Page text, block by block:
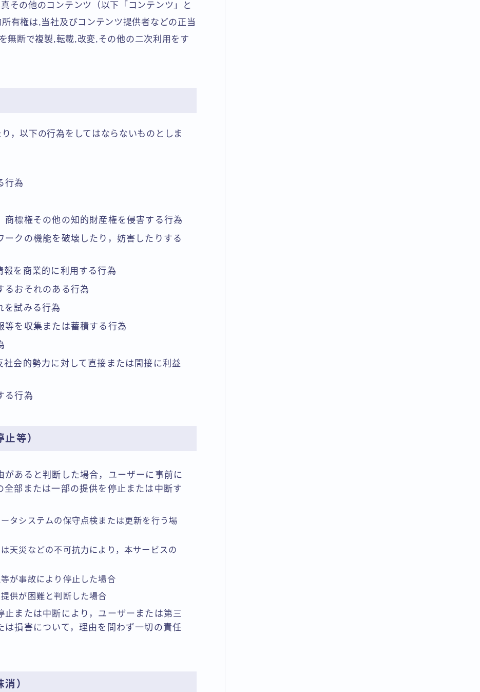
その他のコンテンツ（以下「コンテンツ」と
有権は,当社及びコンテンツ提供者などの正当
無断で複製,転載,改変,その他の二次利用をす
，以下の行為をしてはならないものとしま
行為
商標権その他の知的財産権を侵害する行為
ークの機能を破壊したり，妨害したりする
報を商業的に利用する行為
るおそれのある行為
を試みる行為
等を収集または蓄積する行為
社会的勢力に対して直接または間接に利益
る行為
等）
があると判断した場合，ユーザーに事前に
全部または一部の提供を停止または中断す
タシステムの保守点検または更新を行う場
天災などの不可抗力により，本サービスの
が事故により停止した場合
供が困難と判断した場合
止または中断により，ユーザーまたは第三
は損害について，理由を問わず一切の責任
）